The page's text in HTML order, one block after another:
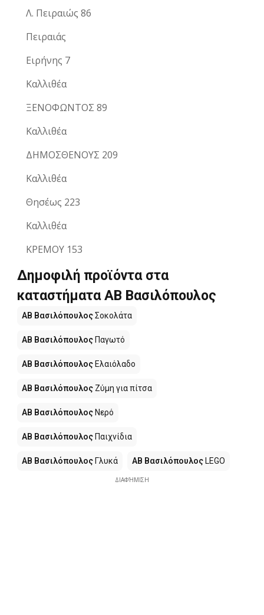
Λ. Πειραιώς 86
Πειραιάς
Ειρήνης 7
Καλλιθέα
ΞΕΝΟΦΩΝΤΟΣ 89
Καλλιθέα
ΔΗΜΟΣΘΕΝΟΥΣ 209
Καλλιθέα
Θησέως 223
Καλλιθέα
ΚΡΕΜΟΥ 153
Δημοφιλή προϊόντα στα
καταστήματα ΑΒ Βασιλόπουλος
ΑΒ ΒασιλόπουλοςΣοκολάτα
ΑΒ Βασιλόπουλος Παγωτό
ΑΒ Βασιλόπουλος Ελαιόλαδο
ΑΒ Βασιλόπουλος Ζύμη για πίτσα
ΑΒ Βασιλόπουλος Νερό
ΑΒ Βασιλόπουλος Παιχνίδια
ΑΒ Βασιλόπουλος Γλυκά ΑΒ Βασιλόπουλος LEGO
ΔΙΑΦΉΜΙΣΗ